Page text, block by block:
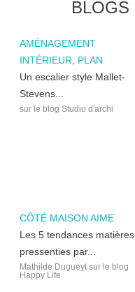
BLOGS
AMÉNAGEMENT
INTÉRIEUR, PLAN
Un escalier style Mallet-
Stevens...
sur le blog Studio d'archi
CÔTÉ MAISON AIME
Les 5 tendances matières
pressenties par...
Mathilde Dugueyt sur le blog
Happy Life